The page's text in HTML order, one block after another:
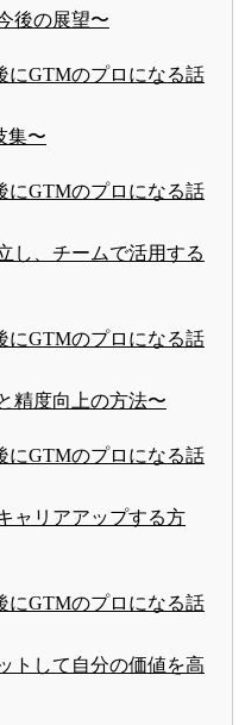
後の展望〜
にGTMのプロになる話
集〜
にGTMのプロになる話
し、チームで活用する
にGTMのプロになる話
精度向上の方法〜
にGTMのプロになる話
ャリアアップする方
にGTMのプロになる話
トして自分の価値を高